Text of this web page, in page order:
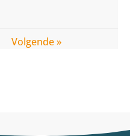
Volgende »